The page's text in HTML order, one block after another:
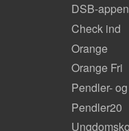
DSB-appen
Check ind
Orange
Orange Fri
Pendler-
Pendler20